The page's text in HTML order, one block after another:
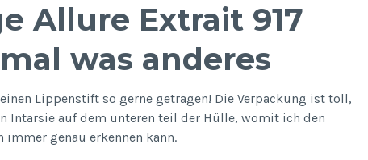
Allure Extrait 917
was anderes
Lippenstift so gerne getragen! Die Verpackung ist toll,
Intarsie auf dem unteren teil der Hülle, womit ich den
immer genau erkennen kann.